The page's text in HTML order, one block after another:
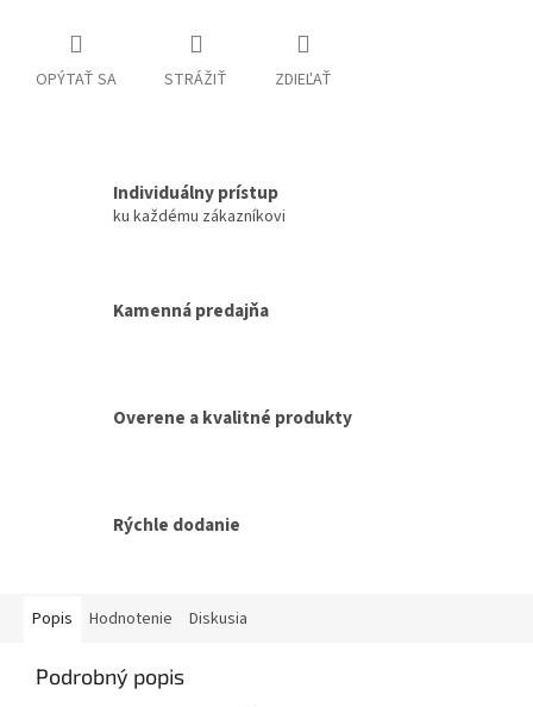
OPÝTAŤ SA STRÁŽIŤ ZDIEĽAŤ
Individuálny prístup
ku každému zákazníkovi
Kamenná predajňa
Overene a kvalitné produkty
Rýchle dodanie
Popis Hodnotenie Diskusia
Podrobný popis